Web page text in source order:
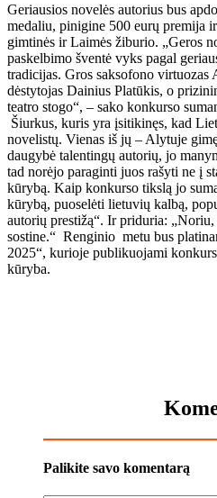
Geriausios novelės autorius bus
medaliu, pinigine 500 eurų premija
gimtinės ir Laimės žiburio. „Geros
paskelbimo šventė vyks pagal
tradicijas. Gros saksofono
dėstytojas Dainius Platūkis, o
teatro stogo“, – sako konkurso
Šiurkus, kuris yra įsitikinęs, kad
novelistų. Vienas iš jų – Alytuje
daugybė talentingų autorių, jo
tad norėjo paraginti juos rašyti ne į
kūrybą. Kaip konkurso tikslą jo
kūrybą, puoselėti lietuvių kalbą,
autorių prestižą“. Ir priduria:
sostine.“ Renginio metu bus
2025“, kurioje publikuojami
kūryba.
Palikite savo komentarą